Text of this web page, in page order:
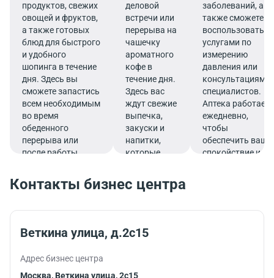
продуктов, свежих
овощей и фруктов,
а также готовых
блюд для быстрого
и удобного
шопинга в течение
дня. Здесь вы
сможете запастись
всем необходимым
во время
обеденного
перерыва или
после работы.
деловой
встречи или
перерыва на
чашечку
ароматного
кофе в
течение дня.
Здесь вас
ждут свежие
выпечка,
закуски и
напитки,
которые
бодрости и
продуктивно
работу.
заболеваний, а
также сможете
воспользоваться
услугами по
измерению
давления или
консультациями
специалистов.
Аптека работает
ежедневно,
чтобы
обеспечить ваше
спокойствие и
Контакты бизнес центра
Веткина улица, д.2с15
Адрес бизнес центра
Москва, Веткина улица, 2с15